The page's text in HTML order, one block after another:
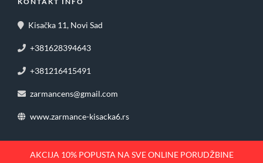
Kisačka 11, Novi Sad
+381628394643
+381216415491
zarmancens@gmail.com
www.zarmance-kisacka6.rs
AKCIJA 10% POPUSTA NA SVE ONLINE PORUDŽBINE